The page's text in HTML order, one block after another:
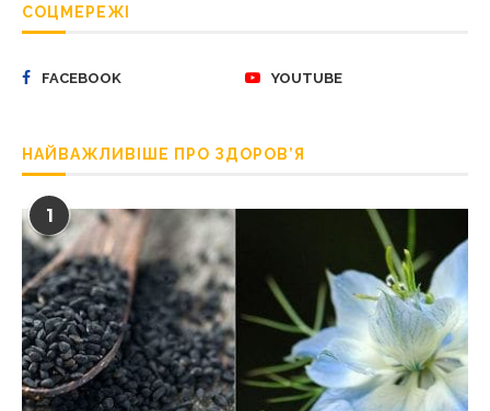
СОЦМЕРЕЖІ
FACEBOOK YOUTUBE
НАЙВАЖЛИВІШЕ ПРО ЗДОРОВ’Я
1